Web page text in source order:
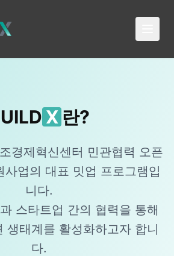
X 란?
경제혁신센터 민관협력 오픈
사업의 대표 밋업 프로그램입
니다.
스타트업 간의 협력을 통해
생태계를 활성화하고자 합니
다.